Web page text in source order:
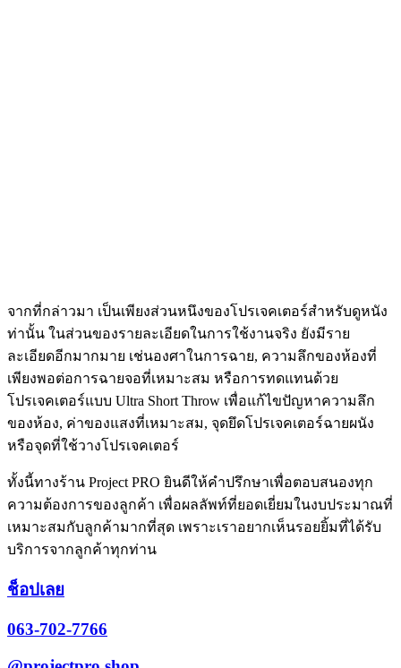
จากที่กล่าวมา เป็นเพียงส่วนหนึงของโปรเจคเตอร์สำหรับดูหนัง
ท่านั้น ในส่วนของรายละเอียดในการใช้งานจริง ยังมีราย
ละเอียดอีกมากมาย เช่นองศาในการฉาย, ความลึกของห้องที่
เพียงพอต่อการฉายจอที่เหมาะสม หรือการทดแทนด้วย
โปรเจคเตอร์แบบ Ultra Short Throw เพื่อแก้ไขปัญหาความลึก
ของห้อง, ค่าของแสงที่เหมาะสม, จุดยึดโปรเจคเตอร์ฉายผนัง
หรือจุดที่ใช้วางโปรเจคเตอร์
ทั้งนี้ทางร้าน Project PRO ยินดีให้คำปรึกษาเพื่อตอบสนองทุก
ความต้องการของลูกค้า เพื่อผลลัพท์ที่ยอดเยี่ยมในงบประมาณที่
เหมาะสมกับลูกค้ามากที่สุด เพราะเราอยากเห็นรอยยิ้มที่ได้รับ
บริการจากลูกค้าทุกท่าน
ช็อปเลย
063-702-7766